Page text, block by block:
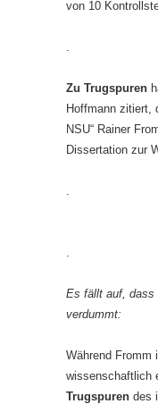
von 10
Zu Trugspuren
Hoffmann zitiert,
NSU“ Rainer
Dissertation zur
Es fällt auf, dass
verdummt:
Während Fromm
wissenschaftlich
Trugspuren des